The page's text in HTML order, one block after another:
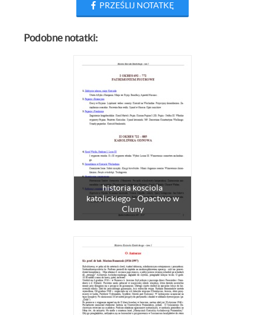
PRZEŚLIJ NOTATKĘ
Podobne notatki:
historia kosciola
katolickiego - Opactwo w
Cluny